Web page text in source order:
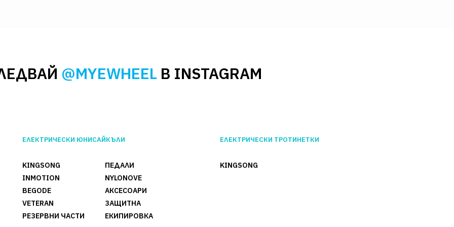
@MYEWHEEL В INSTAGRAM
ЕЛЕКТРИЧЕСКИ ЮНИСАЙКЪЛИ
KINGSONG
INMOTION
BEGODE
VETERAN
РЕЗЕРВНИ ЧАСТИ
ПЕДАЛИ
NYLONOVE
АКСЕСОАРИ
ЗАЩИТНА
ЕКИПИРОВКА
ЕЛЕКТРИЧЕСКИ ТРОТИНЕТКИ
KINGSONG